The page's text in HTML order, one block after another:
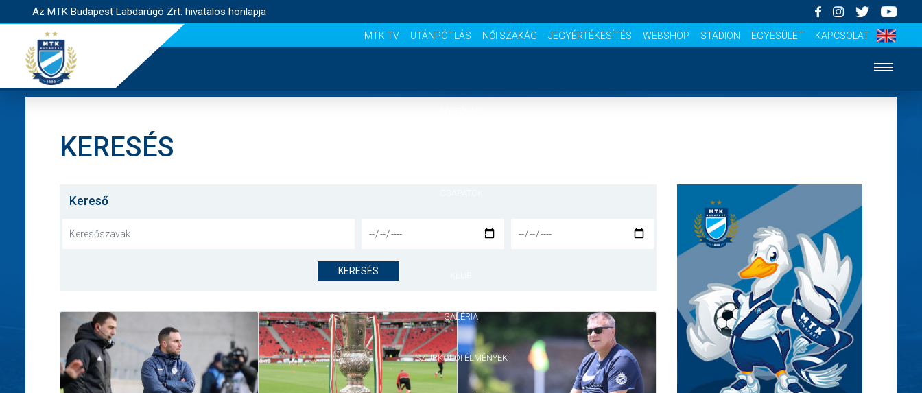
Az MTK Budapest Labdarúgó Zrt. hivatalos honlapja
MTK TV UTÁNPÓTLÁS NŐI SZAKÁG JEGYÉRTÉKESÍTÉS WEBSHOP STADION EGYESÜLET KAPCSOLAT
MÉRKŐZÉSEK
GALÉRIA
SZURKOLÓI ÉLMÉNYEK
KERESÉS
Kereső
KERESÉS